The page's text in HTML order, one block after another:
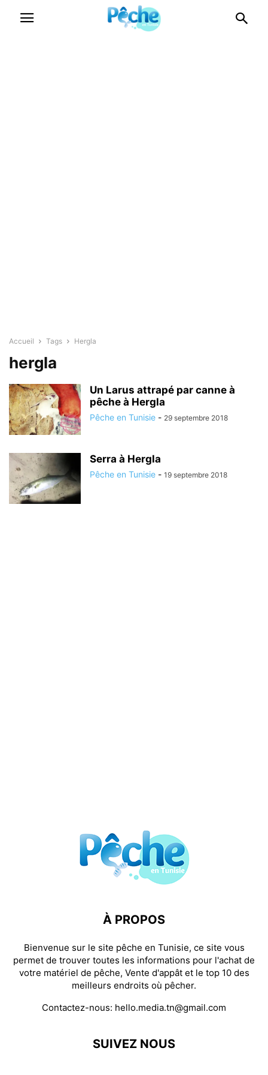
Accueil Tags Hergla
hergla
Un Larus attrapé par canne à
pêche à Hergla
Pêche en Tunisie - 29 septembre 2018
Serra à Hergla
Pêche en Tunisie - 19 septembre 2018
À PROPOS
Bienvenue sur le site pêche en Tunisie, ce site vous
permet de trouver toutes les informations pour l'achat de
votre matériel de pêche, Vente d'appât et le top 10 des
meilleurs endroits où pêcher.
Contactez-nous: hello.media.tn@gmail.com
SUIVEZ NOUS